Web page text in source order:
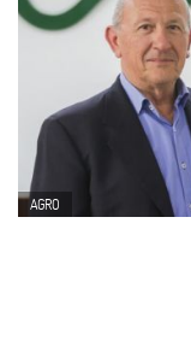
AGRO